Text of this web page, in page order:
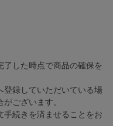
了した時点で商品の確保を
登録していただいている場
ございます。
手続きを済ませることをお